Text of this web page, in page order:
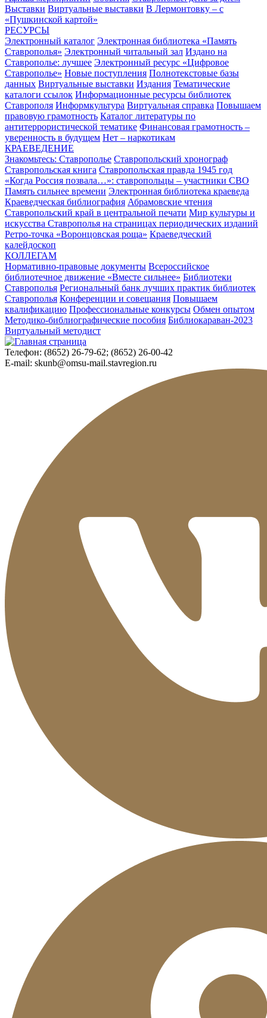
Выставки Виртуальные выставки В Лермонтовку – с
«Пушкинской картой»
РЕСУРСЫ
Электронный каталог Электронная библиотека «Память
Ставрополья» Электронный читальный зал Издано на
Ставрополье: лучшее Электронный ресурс «Цифровое
Ставрополье» Новые поступления Полнотекстовые базы
данных Виртуальные выставки Издания Тематические
каталоги ссылок Информационные ресурсы библиотек
Ставрополя Информкультура Виртуальная справка Повышаем
правовую грамотность Каталог литературы по
антитеррористической тематике Финансовая грамотность –
уверенность в будущем Нет – наркотикам
КРАЕВЕДЕНИЕ
Знакомьтесь: Ставрополье Ставропольский хронограф
Ставропольская книга Ставропольская правда 1945 год
«Когда Россия позвала…»: ставропольцы – участники СВО
Память сильнее времени Электронная библиотека краеведа
Краеведческая библиография Абрамовские чтения
Ставропольский край в центральной печати Мир культуры и
искусства Ставрополья на страницах периодических изданий
Ретро-точка «Воронцовская роща» Краеведческий
калейдоскоп
КОЛЛЕГАМ
Нормативно-правовые документы Всероссийское
библиотечное движение «Вместе сильнее» Библиотеки
Ставрополья Региональный банк лучших практик библиотек
Ставрополья Конференции и совещания Повышаем
квалификацию Профессиональные конкурсы Обмен опытом
Методико-библиографические пособия Библиокараван-2023
Виртуальный методист
Телефон: (8652) 26-79-62; (8652) 26-00-42
E-mail: skunb@omsu-mail.stavregion.ru